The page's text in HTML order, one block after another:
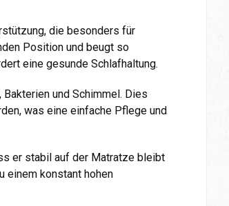
die besonders für
Position und beugt so
eine gesunde Schlafhaltung.
und Schimmel. Dies
was eine einfache Pflege und
er stabil auf der Matratze bleibt
einem konstant hohen